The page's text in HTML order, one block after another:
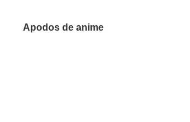
Apodos de anime